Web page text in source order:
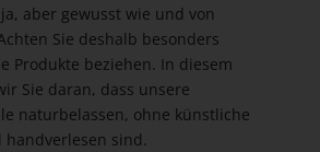
aber gewusst wie und von
Sie deshalb besonders
Produkte beziehen. In diesem
Sie daran, dass unsere
naturbelassen, ohne künstliche
handverlesen sind.